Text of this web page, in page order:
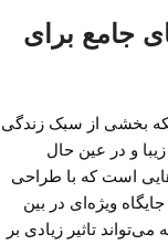
راهنمای جامع برای
بخشی از سبک زندگی
و در عین حال
3 یکی از خودروهایی است که با طراحی
ویژه‌ای در بین
تاثیر زیادی بر